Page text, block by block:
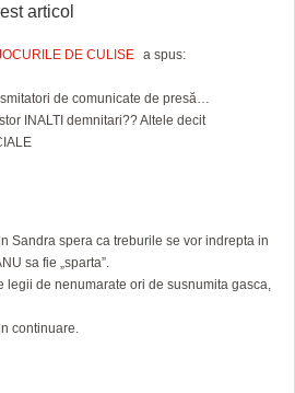
articol
DE CULISE a spus:
de comunicate de presă…
INALTI demnitari?? Altele decit
Sandra spera ca treburile se vor indrepta in
sa fie „sparta”.
legii de nenumarate ori de susnumita gasca,
continuare.